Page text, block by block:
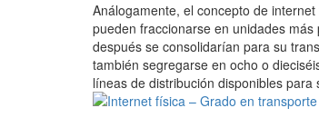
Análogamente, el concepto de
pueden fraccionarse en unidades
después se consolidarían para su
también segregarse en ocho o
líneas de distribución disponibles para